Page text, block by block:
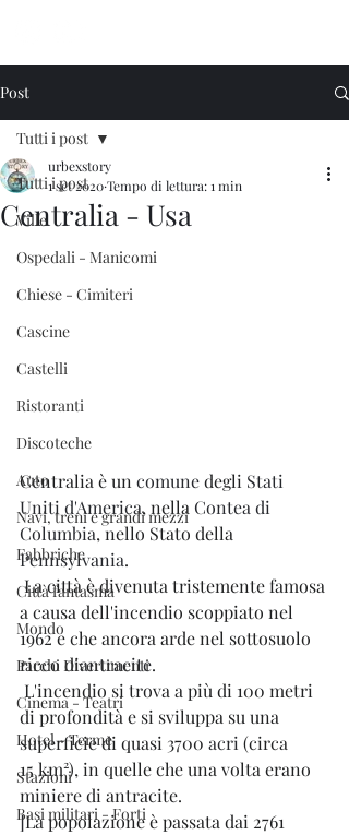
Post
Tutti i post
Ville
Ospedali - Manicomi
Chiese - Cimiteri
Cascine
Castelli
Ristoranti
Discoteche
Auto
Navi, treni e grandi mezzi
Fabbriche
Città fantasma
Mondo
Parchi Divertimenti
Cinema - Teatri
Hotel - Terme
Stazioni
Basi militari - Forti
Tutti i post
Centralia - Usa
urbexstory
1 set 2020Tempo di lettura: 1 min
Centralia è un comunedegli Stati
Uniti d'America, nella Contea di
Columbia, nello Stato della
Pennsylvania.
La città è divenuta tristemente famosa
a causa dell'incendio scoppiato nel
1962 e che ancora arde nel sottosuolo
ricco diantracite.
di profondità e si sviluppa su una
superficie di quasi 3700 acri (circa
15 km²), in quelle che una volta erano
miniere di antracite.
]La popolazione è passata dai 2761